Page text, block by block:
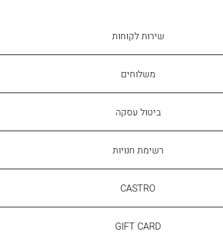
שירות
לקוחות
שירות לקוחות
משלוחים
ביטול עסקה
רשימת חנויות
CASTRO
CASTRO
GIFT
GIFT CARD